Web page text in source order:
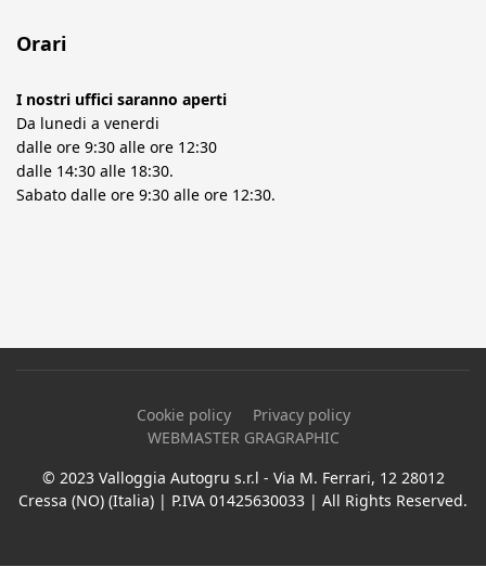
Orari
I nostri uffici saranno aperti
Da lunedi a venerdi
dalle ore 9:30 alle ore 12:30
dalle 14:30 alle 18:30.
Sabato dalle ore 9:30 alle ore 12:30.
Cookie policy
Privacy policy
WEBMASTER GRAGRAPHIC
© 2023 Valloggia Autogru s.r.l - Via M. Ferrari, 12 28012
Cressa (NO) (Italia) | P.IVA 01425630033 | All Rights Reserved.